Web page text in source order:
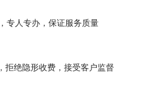
人专办，保证服务质量
绝隐形收费，接受客户监督